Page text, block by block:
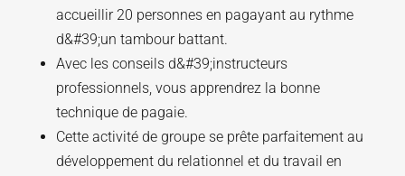
accueillir 20 personnes en pagayant au rythme
d&#39;un tambour battant.
Avec les conseils d&#39;instructeurs
professionnels, vous apprendrez la bonne
technique de pagaie.
Cette activité de groupe se prête parfaitement au
développement du relationnel et du travail en